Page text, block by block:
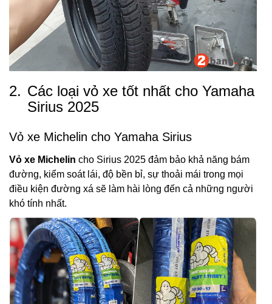
2. Các loại vỏ xe tốt nhất cho Yamaha
Sirius 2025
Vỏ xe Michelin cho Yamaha Sirius
Vỏ xe Michelin cho Sirius 2025 đảm bảo khả năng bám
đường, kiểm soát lái, độ bền bỉ, sự thoải mái trong mọi
điều kiện đường xá sẽ làm hài lòng đến cả những người
khó tính nhất.